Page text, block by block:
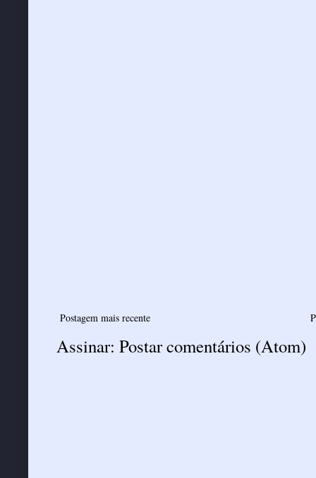
Postagem mais recente
Assinar: Postar comentários (Atom)